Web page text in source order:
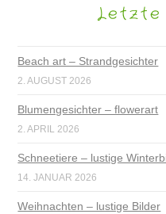
Beach art – Strandgesichter
2. AUGUST 2026
Blumengesichter – flowerart
2. APRIL 2026
Schneetiere – lustige
14. JANUAR 2026
Weihnachten – lustige Bilder